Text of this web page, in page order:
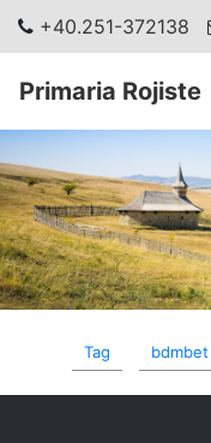
+40.251-372138
Primaria Rojiste
Tag